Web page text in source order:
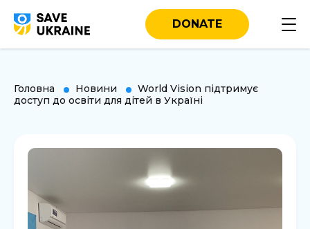
DONATE
Головна Новини
World Vision підтримує
доступ до освіти для дітей в Україні